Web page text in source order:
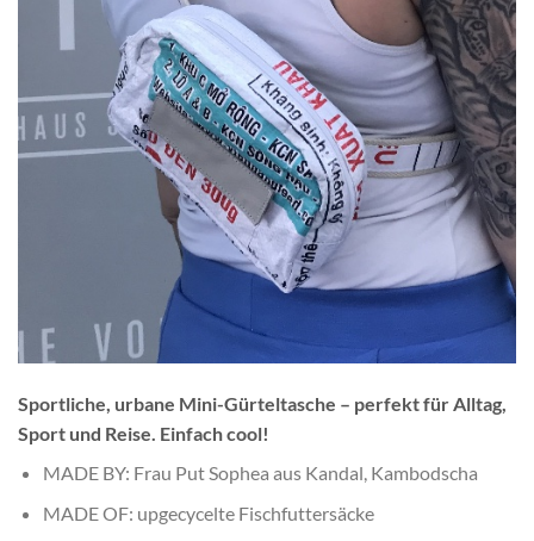
Sportliche, urbane Mini-Gürteltasche – perfekt für Alltag,
Sport und Reise. Einfach cool!
MADE BY: Frau Put Sophea aus Kandal, Kambodscha
MADE OF: upgecycelte Fischfuttersäcke